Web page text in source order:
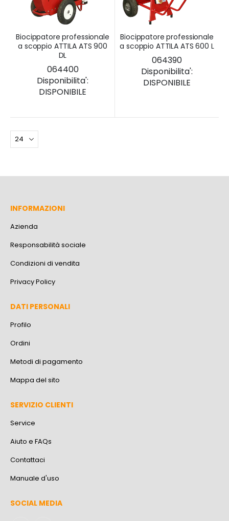
Biocippatore professionale
a scoppio ATTILA ATS 900
DL
064400
Disponibilita':
DISPONIBILE
Biocippatore professionale
a scoppio ATTILA ATS 600 L
064390
Disponibilita':
DISPONIBILE
INFORMAZIONI
Azienda
Responsabilità sociale
Condizioni di vendita
Privacy Policy
DATI PERSONALI
Profilo
Ordini
Metodi di pagamento
Mappa del sito
SERVIZIO CLIENTI
Service
Aiuto e FAQs
Contattaci
Manuale d'uso
SOCIAL MEDIA